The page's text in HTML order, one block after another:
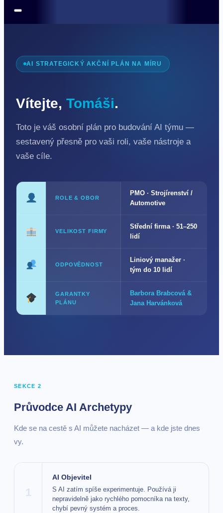
AI STRATEGICKÝ AKČNÍ PLÁN NA MÍRU
Vítejte, Tomáši.
Toto je váš osobní plán pro budování AI týmu —
sestavený přesně pro vaši roli, vaše nástroje a
vaše cíle.
ROLE & OBOR
PMO · Strojírenství /
Automotive
VELIKOST FIRMY
Střední firma · 51–250
lidí
ODPOVĚDNOST
Liniový manažer ·
tým do 10 lidí
GARANTKY
PLÁNU
Barbora Brabcová &
Jana Harvánková
SEKCE 2
Průvodce AI Archetypy
Kde se na cestě s AI můžete nacházet — a kde jste dnes
vy.
1
AI Objevitel
S AI zatím spíše experimentuje. Používá ji
nepravidelně jako rychlého pomocníka na texty,
chybí pevný systém a proces.